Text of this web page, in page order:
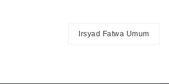
Irsyad Fatwa Umum